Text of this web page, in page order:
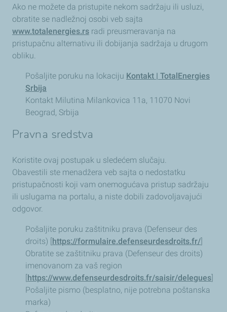
Ako ne možete da pristupite nekom sadržaju ili usluzi,
obratite se nadležnoj osobi veb sajta
www.totalenergies.rs radi preusmeravanja na
pristupačnu alternativu ili dobijanja sadržaja u drugom
obliku.
Pošaljite poruku na lokaciju Kontakt | TotalEnergies
Srbija
Kontakt Milutina Milankovica 11a, 11070 Novi
Beograd, Srbija
Pravna sredstva
Koristite ovaj postupak u sledećem slučaju.
Obavestili ste menadžera veb sajta o nedostatku
pristupačnosti koji vam onemogućava pristup sadržaju
ili uslugama na portalu, a niste dobili zadovoljavajući
odgovor.
Pošaljite poruku zaštitniku prava (Defenseur des
droits) [https://formulaire.defenseurdesdroits.fr/]
Obratite se zaštitniku prava (Defenseur des droits)
imenovanom za vaš region
[https://www.defenseurdesdroits.fr/saisir/delegues]
Pošaljite pismo (besplatno, nije potrebna poštanska
marka)